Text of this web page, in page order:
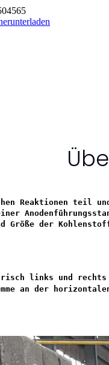
Reaktionen teil
Größe der
links und
an der